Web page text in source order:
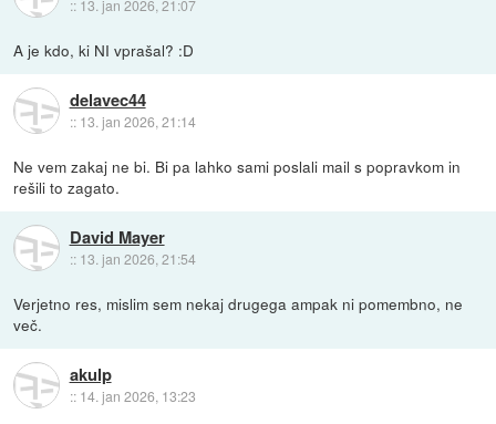
:: 13. jan 2026, 21:07
A je kdo, ki NI vprašal? :D
delavec44
:: 13. jan 2026, 21:14
Ne vem zakaj ne bi. Bi pa lahko sami poslali mail s popravkom in
rešili to zagato.
David Mayer
:: 13. jan 2026, 21:54
Verjetno res, mislim sem nekaj drugega ampak ni pomembno, ne
več.
akulp
:: 14. jan 2026, 13:23